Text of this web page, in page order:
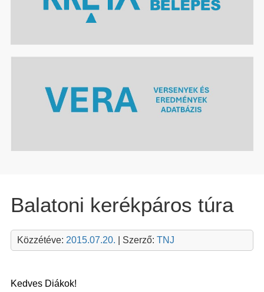
Balatoni kerékpáros túra
Közzétéve: 2015.07.20. | Szerző: TNJ
Kedves Diákok!